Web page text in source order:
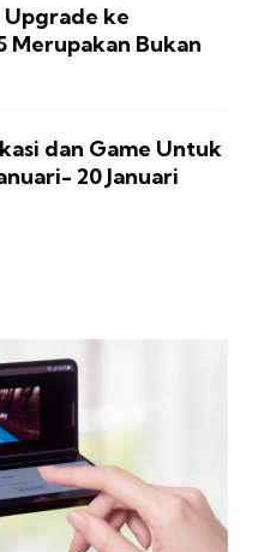
ke
Merupakan Bukan
dan Game Untuk
20 Januari